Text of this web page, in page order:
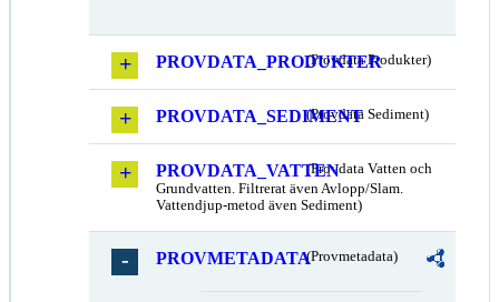
PROVDATA_PRODUKTER
(Provdata Produkter)
PROVDATA_SEDIMENT(Provdata Sediment)
PROVDATA_VATTEN(Provdata Vatten och
Grundvatten. Filtrerat även Avlopp/Slam.
Vattendjup-metod även Sediment)
PROVMETADATA(Provmetadata)